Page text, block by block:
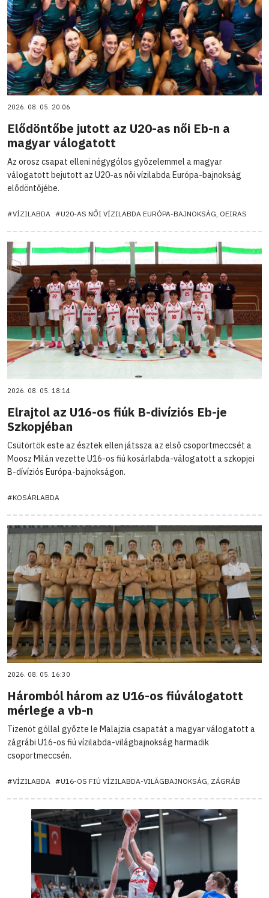
2026. 08. 05. 20:06
Elődöntőbe jutott az U20-as női Eb-n a
magyar válogatott
Az orosz csapat elleni négygólos győzelemmel a magyar
válogatott bejutott az U20-as női vízilabda Európa-bajnokság
elődöntőjébe.
#VÍZILABDA #U20-AS NŐI VÍZILABDA EURÓPA-BAJNOKSÁG, OEIRAS
2026. 08. 05. 18:14
Elrajtol az U16-os fiúk B-divíziós Eb-je
Szkopjéban
Csütörtök este az észtek ellen játssza az első csoportmeccsét a
Moosz Milán vezette U16-os fiú kosárlabda-válogatott a szkopjei
B-dívíziós Európa-bajnokságon.
#KOSÁRLABDA
2026. 08. 05. 16:30
Háromból három az U16-os fiúválogatott
mérlege a vb-n
Tizenöt góllal győzte le Malajzia csapatát a magyar válogatott a
zágrábi U16-os fiú vízilabda-világbajnokság harmadik
csoportmeccsén.
#VÍZILABDA #U16-OS FIÚ VÍZILABDA-VILÁGBAJNOKSÁG, ZÁGRÁB